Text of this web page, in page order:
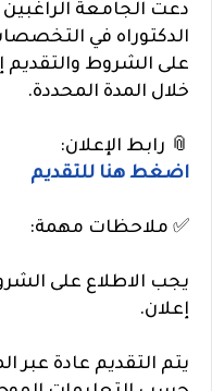
دعت الجامعة
الدكتوراه في
على الشروط والتقديم
خلال المدة المحددة.
📎 رابط الإعلان:
اضغط هنا للتقديم
✅ ملاحظات مهمة:
يجب الاطلاع على
إعلان.
يتم التقديم عادة عبر